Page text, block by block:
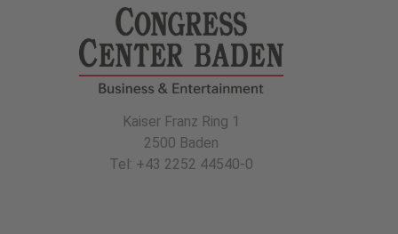
Kaiser Franz Ring 1
2500 Baden
Tel: +43 2252 44540-0